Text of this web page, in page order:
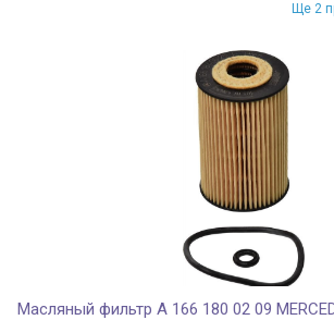
Ще 2
Масляный фильтр A 166 180 02 09